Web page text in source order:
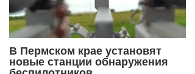
В Пермском крае установят
новые станции обнаружения